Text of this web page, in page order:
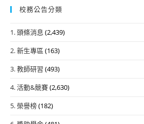
校務公告分類
1. 頭條消息 (2,439)
2. 新生專區 (163)
3. 教師研習 (493)
4. 活動&競賽(2,630)
5. 榮譽榜(182)